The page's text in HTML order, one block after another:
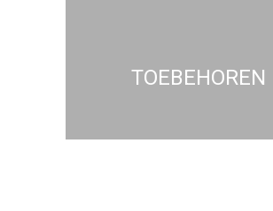
TOEBEHOREN